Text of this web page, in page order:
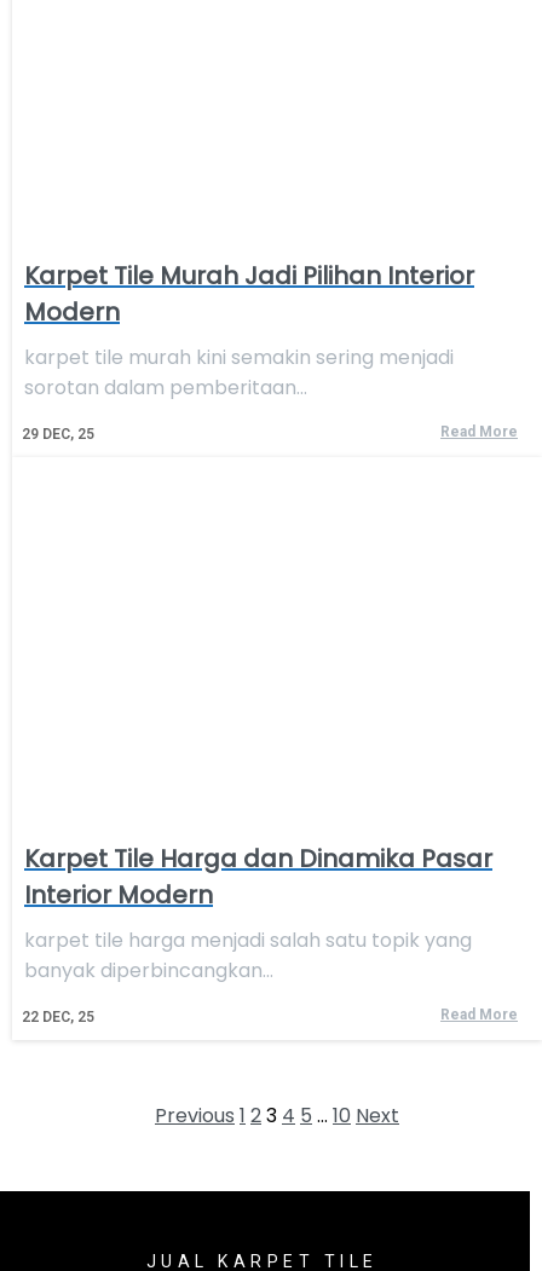
Karpet Tile Murah Jadi Pilihan Interior
Modern
29 DEC, 25
karpet tile murah kini semakin sering menjadi
sorotan dalam pemberitaan…
Read More
Karpet Tile Harga dan Dinamika Pasar
Interior Modern
22 DEC, 25
karpet tile harga menjadi salah satu topik yang
banyak diperbincangkan…
Read More
Previous 1 23 4 5 … 10 Next
JUAL KARPET TILE